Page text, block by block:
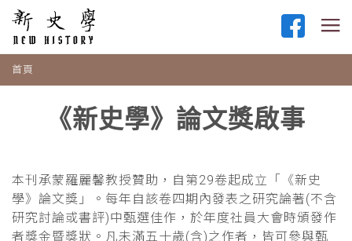
首頁
《新史學》論文獎啟事
本刊承蒙羅麗馨教授贊助，自第29卷起成立「《新史
學》論文獎」。每年自該卷四期內發表之研究論著(不含
研究討論或書評)中甄選佳作，於年度社員大會時頒發作
者獎金暨獎狀。凡未滿五十歲(含)之作者，皆可參與甄